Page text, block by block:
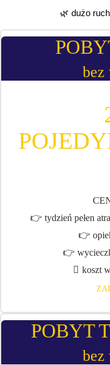
🌿 dużo
bez
👉 tydzień pełen
👉
👉
koszt
POBYT
bez